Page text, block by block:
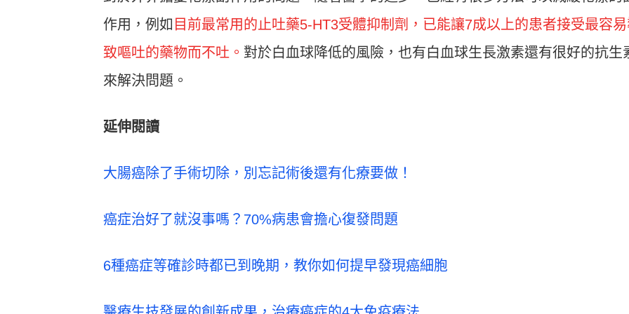
作用，例如 目前最常用的止吐藥5-HT3受體抑制劑，已能讓7成以上的患者接受最容
致嘔吐的藥物而不吐。 對於白血球降低的風險，也有白血球生長激素還有很好的抗生
來解決問題。
延伸閱讀
大腸癌除了手術切除，別忘記術後還有化療要做！
癌症治好了就沒事嗎？70%病患會擔心復發問題
6種癌症等確診時都已到晚期，教你如何提早發現癌細胞